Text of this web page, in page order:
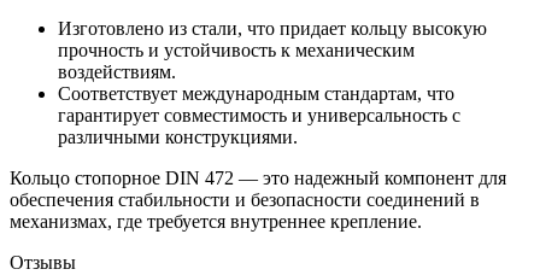
Изготовлено из стали, что придает кольцу высокую
прочность и устойчивость к механическим
воздействиям.
Соответствует международным стандартам, что
гарантирует совместимость и универсальность с
различными конструкциями.
Кольцо стопорное DIN 472 — это надежный компонент для
обеспечения стабильности и безопасности соединений в
механизмах, где требуется внутреннее крепление.
Отзывы